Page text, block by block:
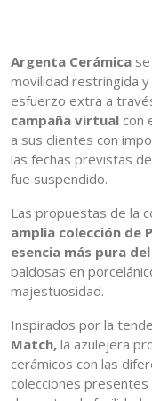
Argenta Cerámica
movilidad restringida y
esfuerzo extra a
campaña virtual con
a sus clientes con
las fechas previstas
fue suspendido.
Las propuestas de la
amplia colección de
esencia más pura
baldosas en
majestuosidad.
Inspirados por la
Match, la azulejera
cerámicos con las
colecciones